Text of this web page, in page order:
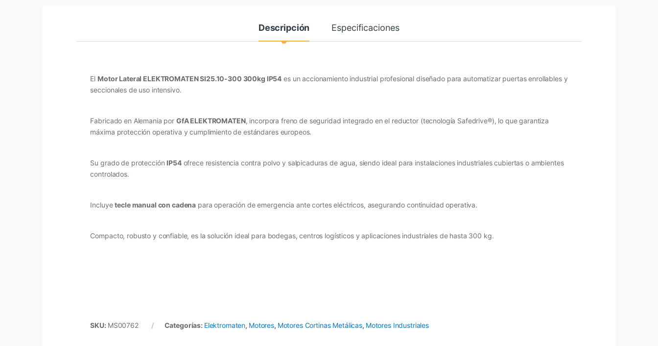
Descripción Especificaciones
El Motor Lateral ELEKTROMATEN SI25.10-300 300kg IP54 es un accionamiento industrial profesional diseñado para automatizar puertas enrollables y
seccionales de uso intensivo.
Fabricado en Alemania por GfA ELEKTROMATEN, incorpora freno de seguridad integrado en el reductor (tecnología Safedrive®), lo que garantiza
máxima protección operativa y cumplimiento de estándares europeos.
Su grado de protección IP54ofrece resistencia contra polvo y salpicaduras de agua, siendo ideal para instalaciones industriales cubiertas o ambientes
controlados.
Incluyetecle manual con cadena para operación de emergencia ante cortes eléctricos, asegurando continuidad operativa.
Compacto, robusto y confiable, es la solución ideal para bodegas, centros logísticos y aplicaciones industriales de hasta 300 kg.
SKU: MS00762 Categorías: Elektromaten, Motores, Motores Cortinas Metálicas, Motores Industriales